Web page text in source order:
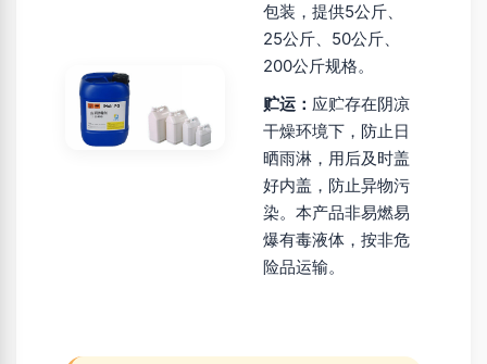
包装，提供5公斤、
25公斤、50公斤、
200公斤规格。
贮运： 应贮存在阴凉
干燥环境下，防止日
晒雨淋，用后及时盖
好内盖，防止异物污
染。本产品非易燃易
爆有毒液体，按非危
险品运输。